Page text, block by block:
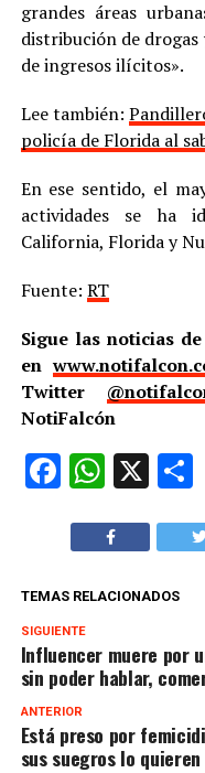
grandes áreas
distribución de
de ingresos ilícitos».
Lee también:
policía de Florida al
En ese sentido, el
actividades se ha
California, Florida y
Fuente: RT
Sigue las noticias
en
Twitter
NotiFalcón
Facebook
X
TEMAS RELACIONADOS
SIGUIENTE
Influencer muere por
sin poder hablar,
ANTERIOR
Está preso por
sus suegros lo